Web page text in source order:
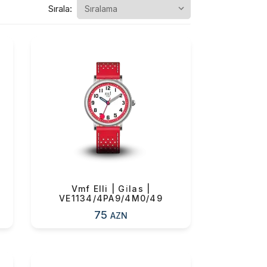
Sırala:
Vmf Elli | Gi̇las |
VE1134/4PA9/4M0/49
75 AZN